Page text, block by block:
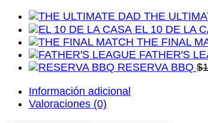
THE
EL 10 DE LA
THE FINAL
FATHER'S
RESERVA BBQ $
Información adicional
Valoraciones (0)